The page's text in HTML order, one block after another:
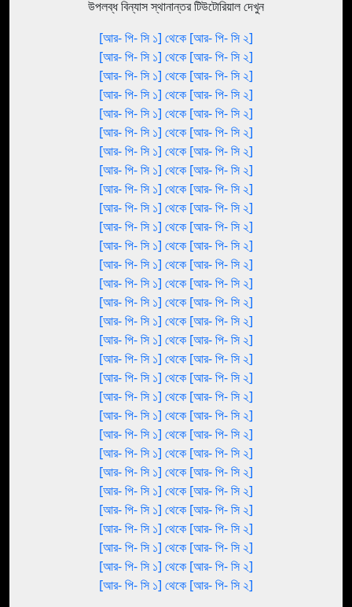
উপলব্ধ বিন্যাস স্থানান্তর টিউটোরিয়াল দেখুন
[আর- পি- সি ১] থেকে [আর- পি- সি ২]
[আর- পি- সি ১] থেকে [আর- পি- সি ২]
[আর- পি- সি ১] থেকে [আর- পি- সি ২]
[আর- পি- সি ১] থেকে [আর- পি- সি ২]
[আর- পি- সি ১] থেকে [আর- পি- সি ২]
[আর- পি- সি ১] থেকে [আর- পি- সি ২]
[আর- পি- সি ১] থেকে [আর- পি- সি ২]
[আর- পি- সি ১] থেকে [আর- পি- সি ২]
[আর- পি- সি ১] থেকে [আর- পি- সি ২]
[আর- পি- সি ১] থেকে [আর- পি- সি ২]
[আর- পি- সি ১] থেকে [আর- পি- সি ২]
[আর- পি- সি ১] থেকে [আর- পি- সি ২]
[আর- পি- সি ১] থেকে [আর- পি- সি ২]
[আর- পি- সি ১] থেকে [আর- পি- সি ২]
[আর- পি- সি ১] থেকে [আর- পি- সি ২]
[আর- পি- সি ১] থেকে [আর- পি- সি ২]
[আর- পি- সি ১] থেকে [আর- পি- সি ২]
[আর- পি- সি ১] থেকে [আর- পি- সি ২]
[আর- পি- সি ১] থেকে [আর- পি- সি ২]
[আর- পি- সি ১] থেকে [আর- পি- সি ২]
[আর- পি- সি ১] থেকে [আর- পি- সি ২]
[আর- পি- সি ১] থেকে [আর- পি- সি ২]
[আর- পি- সি ১] থেকে [আর- পি- সি ২]
[আর- পি- সি ১] থেকে [আর- পি- সি ২]
[আর- পি- সি ১] থেকে [আর- পি- সি ২]
[আর- পি- সি ১] থেকে [আর- পি- সি ২]
[আর- পি- সি ১] থেকে [আর- পি- সি ২]
[আর- পি- সি ১] থেকে [আর- পি- সি ২]
[আর- পি- সি ১] থেকে [আর- পি- সি ২]
[আর- পি- সি ১] থেকে [আর- পি- সি ২]